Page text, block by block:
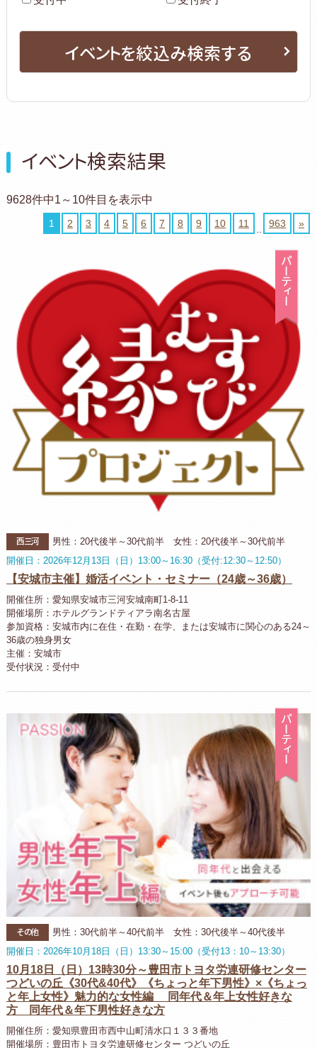
イベントを絞込み検索する
イベント検索結果
9628件中1～10件目を表示中
1 2 3 4 5 6 7 8 9 10 11 963 »
西三河
男性：20代後半～30代前半 女性：20代後半～30代前半
開催日：2026年12月13日（日）13:00～16:30（受付:12:30～12:50）
【安城市主催】婚活イベント・セミナー（24歳～36歳）
開催住所：愛知県安城市三河安城南町1-8-11
開催場所：ホテルグランドティアラ南名古屋
参加資格：安城市内に在住・在勤・在学、または安城市に関心のある24～
36歳の独身男女
主催：安城市
受付状況：受付中
パ
その他
男性：30代前半～40代前半 女性：30代後半～40代後半
開催日：2026年10月18日（日）13:30～15:00（受付13：10～13:30）
10月18日（日）13時30分～豊田市トヨタ労連研修センター
つどいの丘《30代&40代》《ちょっと年下男性》×《ちょっ
と年上女性》魅力的な女性編 同年代＆年上女性好きな
方 同年代＆年下男性好きな方
開催住所：愛知県豊田市西中山町清水口１３３番地
開催場所：豊田市トヨタ労連研修センター つどいの丘